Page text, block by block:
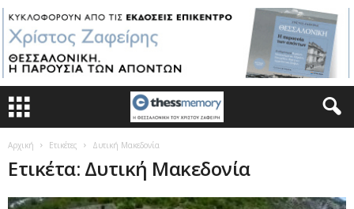
Αρχική Ετικέτες Δυτική Μακεδονία
Ετικέτα: Δυτική Μακεδονία